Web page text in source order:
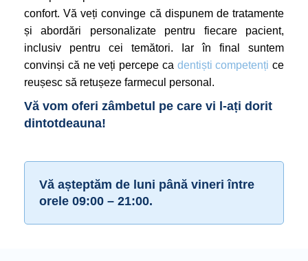
confort. Vă veți convinge că dispunem de tratamente
și abordări personalizate pentru fiecare pacient,
inclusiv pentru cei temători. Iar în final suntem
convinși că ne veți percepe ca dentiști competenți ce
reușesc să retușeze farmecul personal.
Vă vom oferi zâmbetul pe care vi l-ați dorit
dintotdeauna!
Vă așteptăm de luni până vineri între
orele 09:00 – 21:00.